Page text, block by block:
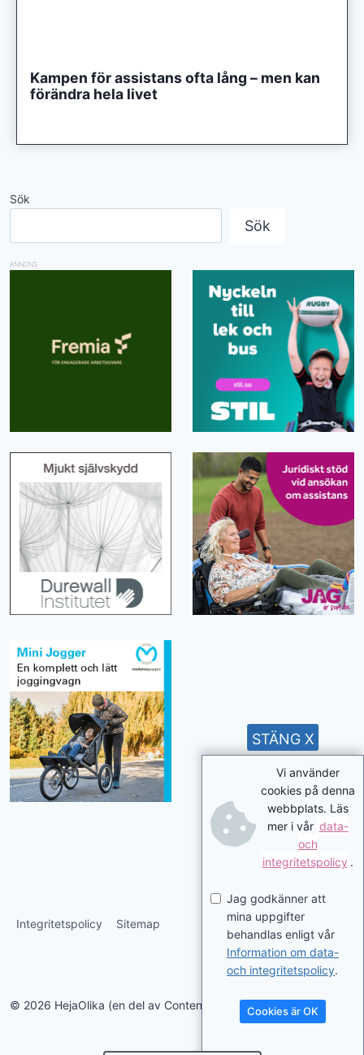
Kampen för assistans ofta lång – men kan
förändra hela livet
Sök
Sök
ANNONS
Integritetspolicy Sitemap
© 2026 HejaOlika (en del av Contentverkstan.se)
Vi använder
cookies på denna
webbplats. Läs
mer i vår data-
och
integritetspolicy .
Jag godkänner att
mina uppgifter
behandlas enligt vår
Information om data-
och integritetspolicy.
Cookies är OK
STÄNG X